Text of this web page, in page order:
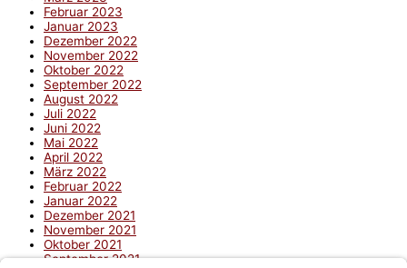
Februar 2023
Januar 2023
Dezember 2022
November 2022
Oktober 2022
September 2022
August 2022
Juli 2022
Juni 2022
Mai 2022
April 2022
März 2022
Februar 2022
Januar 2022
Dezember 2021
November 2021
Oktober 2021
September 2021